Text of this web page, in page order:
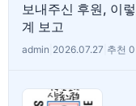
보내주신 후원, 이
계 보고
admin 2026.07.27 추천 0